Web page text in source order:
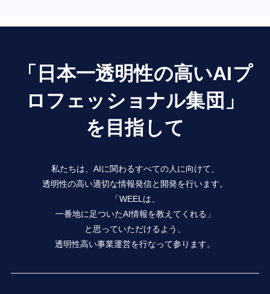
「日本一透明性の高いAIプ
ロフェッショナル集団」
を目指して
私たちは、AIに関わるすべての人に向けて、
透明性の高い適切な情報発信と開発を行います。
「WEELは、
一番地に足ついたAI情報を教えてくれる」
と思っていただけるよう、
透明性高い事業運営を行なって参ります。